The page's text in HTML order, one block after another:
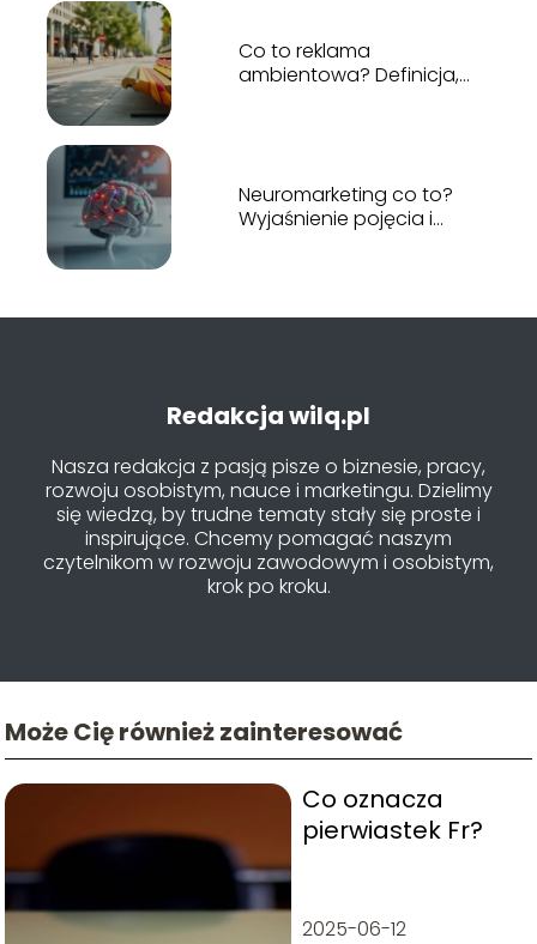
Co to reklama
ambientowa? Definicja,
Neuromarketing co to?
Wyjaśnienie pojęcia i
Redakcja wilq.pl
Nasza redakcja z pasją pisze o biznesie, pracy,
rozwoju osobistym, nauce i marketingu. Dzielimy
się wiedzą, by trudne tematy stały się proste i
inspirujące. Chcemy pomagać naszym
czytelnikom w rozwoju zawodowym i osobistym,
krok po kroku.
Może Cię również zainteresować
Co oznacza
pierwiastek Fr?
2025-06-12